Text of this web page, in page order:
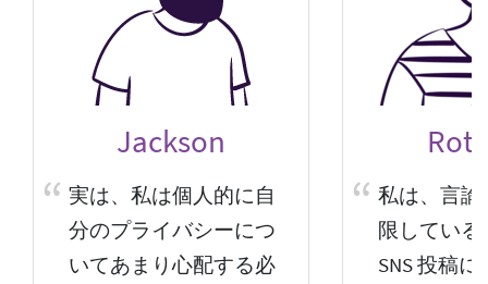
Jackson
実は、私は個人的に自
分のプライバシーにつ
いてあまり心配する必
私は、言
限してい
SNS 投稿